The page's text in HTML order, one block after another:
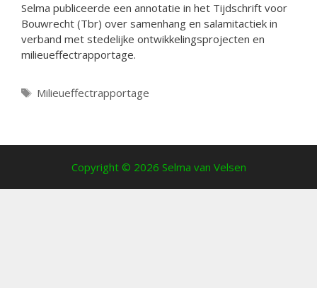
Selma publiceerde een annotatie in het Tijdschrift voor
Bouwrecht (Tbr) over samenhang en salamitactiek in
verband met stedelijke ontwikkelingsprojecten en
milieueffectrapportage.
Tags
Milieueffectrapportage
Copyright © 2026 Selma van Velsen